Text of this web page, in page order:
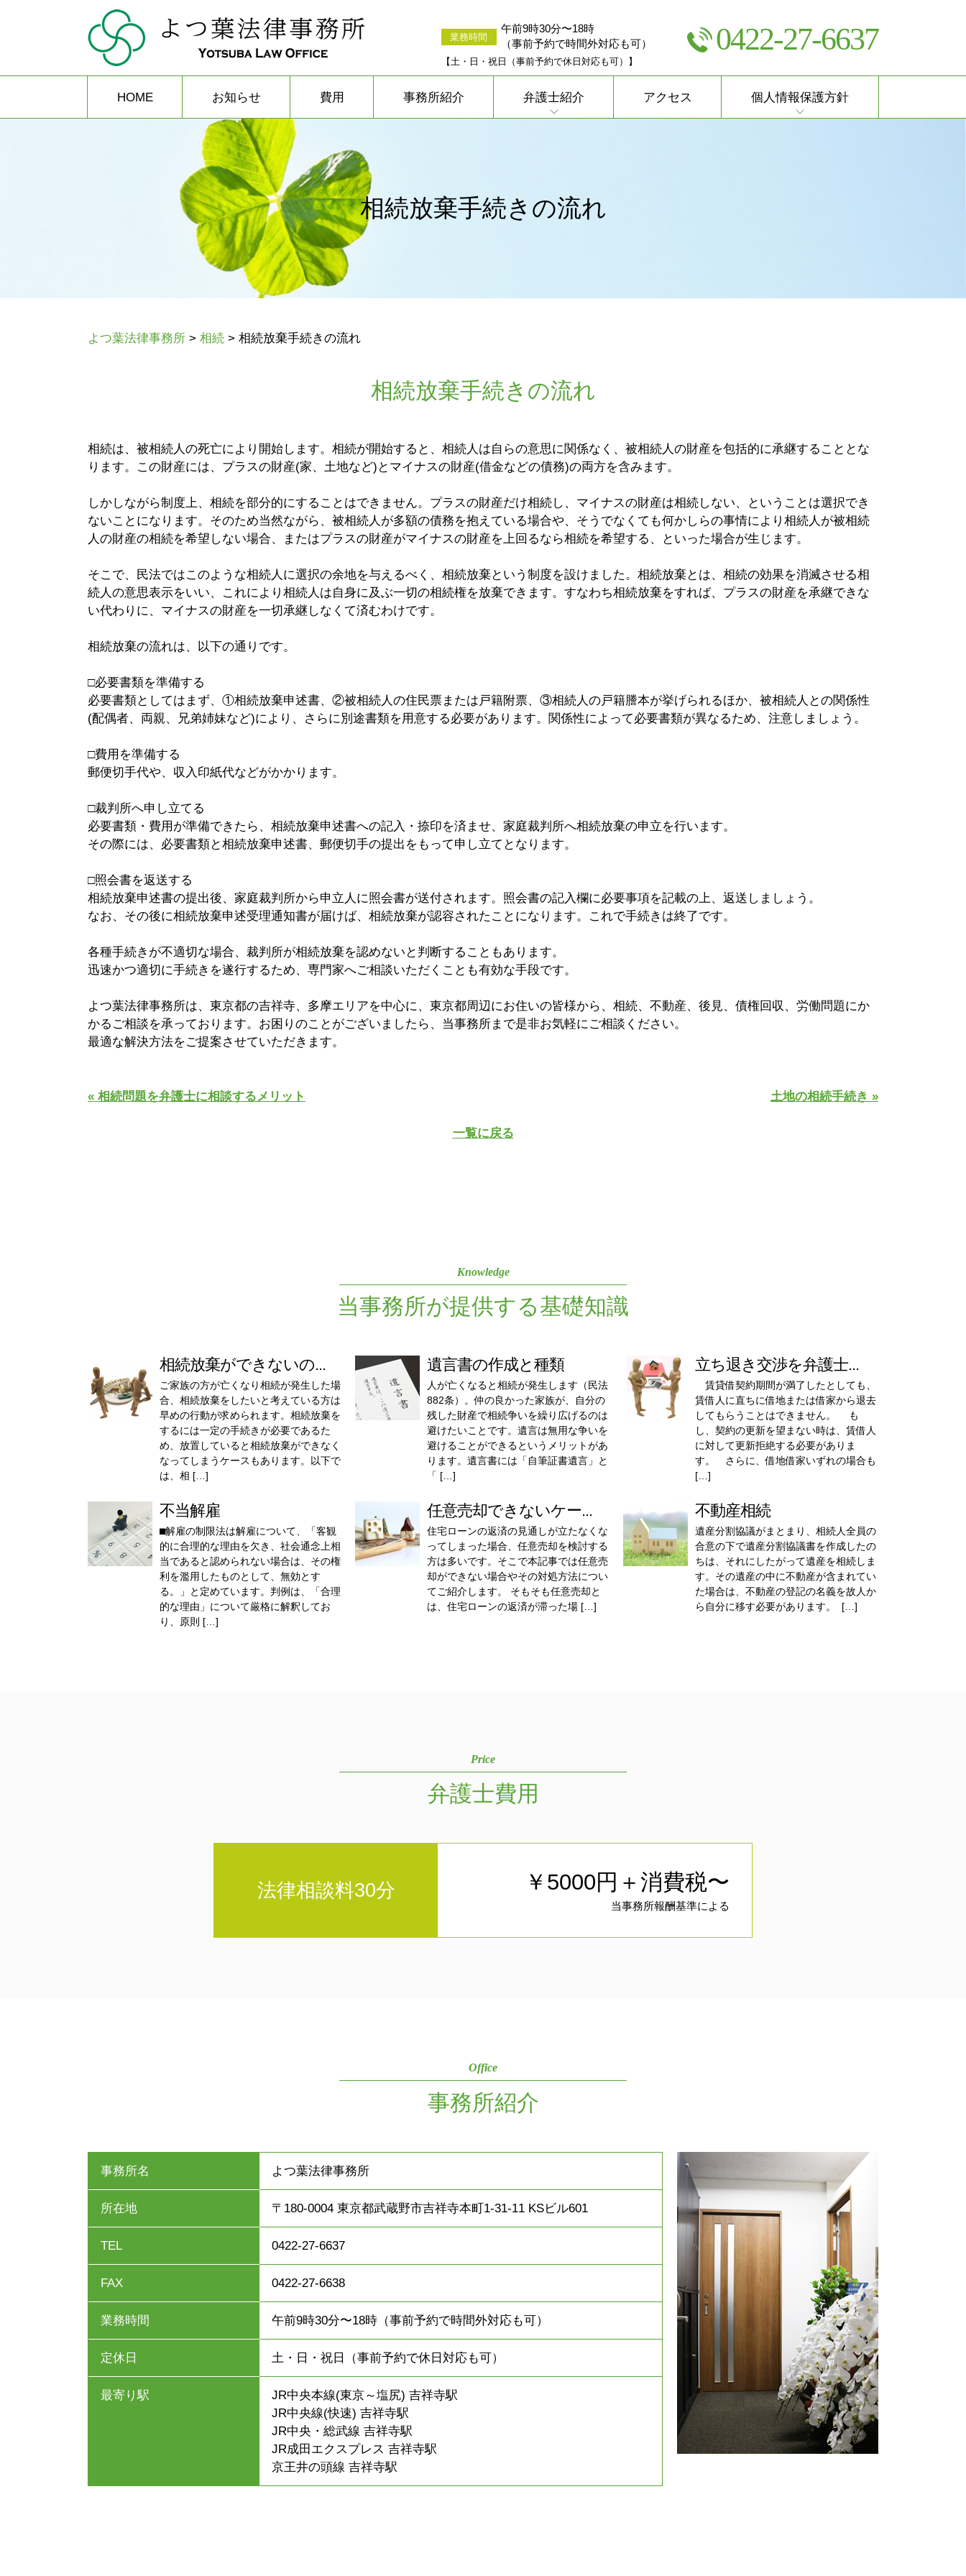
相続放棄手続きの流れ
業務時間
午前9時30分〜18時
（事前予約で時間外対応も可）
【土・日・祝日（事前予約で休日対応も可）】
0422-27-6637
HOME お知らせ 費用 事務所紹介 弁護士紹介 アクセス 個人情報保護方針
よつ葉法律事務所 > 相続 > 相続放棄手続きの流れ
相続放棄手続きの流れ
相続は、被相続人の死亡により開始します。相続が開始すると、相続人は自らの意思に関係なく、被相続人の財産を包括的に承継することとな
ります。この財産には、プラスの財産(家、土地など)とマイナスの財産(借金などの債務)の両方を含みます。
しかしながら制度上、相続を部分的にすることはできません。プラスの財産だけ相続し、マイナスの財産は相続しない、ということは選択でき
ないことになります。そのため当然ながら、被相続人が多額の債務を抱えている場合や、そうでなくても何かしらの事情により相続人が被相続
人の財産の相続を希望しない場合、またはプラスの財産がマイナスの財産を上回るなら相続を希望する、といった場合が生じます。
そこで、民法ではこのような相続人に選択の余地を与えるべく、相続放棄という制度を設けました。相続放棄とは、相続の効果を消滅させる相
続人の意思表示をいい、これにより相続人は自身に及ぶ一切の相続権を放棄できます。すなわち相続放棄をすれば、プラスの財産を承継できな
い代わりに、マイナスの財産を一切承継しなくて済むわけです。
相続放棄の流れは、以下の通りです。
□必要書類を準備する
必要書類としてはまず、①相続放棄申述書、②被相続人の住民票または戸籍附票、③相続人の戸籍謄本が挙げられるほか、被相続人との関係性
(配偶者、両親、兄弟姉妹など)により、さらに別途書類を用意する必要があります。関係性によって必要書類が異なるため、注意しましょう。
□費用を準備する
郵便切手代や、収入印紙代などがかかります。
□裁判所へ申し立てる
必要書類・費用が準備できたら、相続放棄申述書への記入・捺印を済ませ、家庭裁判所へ相続放棄の申立を行います。
その際には、必要書類と相続放棄申述書、郵便切手の提出をもって申し立てとなります。
□照会書を返送する
相続放棄申述書の提出後、家庭裁判所から申立人に照会書が送付されます。照会書の記入欄に必要事項を記載の上、返送しましょう。
なお、その後に相続放棄申述受理通知書が届けば、相続放棄が認容されたことになります。これで手続きは終了です。
各種手続きが不適切な場合、裁判所が相続放棄を認めないと判断することもあります。
迅速かつ適切に手続きを遂行するため、専門家へご相談いただくことも有効な手段です。
よつ葉法律事務所は、東京都の吉祥寺、多摩エリアを中心に、東京都周辺にお住いの皆様から、相続、不動産、後見、債権回収、労働問題にか
かるご相談を承っております。お困りのことがございましたら、当事務所まで是非お気軽にご相談ください。
最適な解決方法をご提案させていただきます。
« 相続問題を弁護士に相談するメリット 土地の相続手続き »
一覧に戻る
Knowledge
当事務所が提供する基礎知識
相続放棄ができないの...
ご家族の方が亡くなり相続が発生した場
合、相続放棄をしたいと考えている方は
早めの行動が求められます。相続放棄を
するには一定の手続きが必要であるた
め、放置していると相続放棄ができなく
なってしまうケースもあります。以下で
は、相 […]
遺言書の作成と種類
人が亡くなると相続が発生します（民法
882条）。仲の良かった家族が、自分の
残した財産で相続争いを繰り広げるのは
避けたいことです。遺言は無用な争いを
避けることができるというメリットがあ
ります。遺言書には「自筆証書遺言」と
「 […]
立ち退き交渉を弁護士...
賃貸借契約期間が満了したとしても、
賃借人に直ちに借地または借家から退去
してもらうことはできません。 も
し、契約の更新を望まない時は、賃借人
に対して更新拒絶する必要がありま
す。 さらに、借地借家いずれの場合も
[…]
不当解雇
⬛︎解雇の制限法は解雇について、「客観
的に合理的な理由を欠き、社会通念上相
当であると認められない場合は、その権
利を濫用したものとして、無効とす
る。」と定めています。判例は、「合理
的な理由」について厳格に解釈してお
り、原則 […]
任意売却できないケー...
住宅ローンの返済の見通しが立たなくな
ってしまった場合、任意売却を検討する
方は多いです。そこで本記事では任意売
却ができない場合やその対処方法につい
てご紹介します。 そもそも任意売却と
は、住宅ローンの返済が滞った場 […]
不動産相続
遺産分割協議がまとまり、相続人全員の
合意の下で遺産分割協議書を作成したの
ちは、それにしたがって遺産を相続しま
す。その遺産の中に不動産が含まれてい
た場合は、不動産の登記の名義を故人か
ら自分に移す必要があります。 […]
Price
弁護士費用
法律相談料30分 ￥5000円＋消費税〜
当事務所報酬基準による
Office
事務所紹介
事務所名 よつ葉法律事務所
所在地 〒180-0004 東京都武蔵野市吉祥寺本町1-31-11 KSビル601
TEL 0422-27-6637
FAX 0422-27-6638
業務時間 午前9時30分〜18時（事前予約で時間外対応も可）
定休日 土・日・祝日（事前予約で休日対応も可）
最寄り駅
JR中央本線(東京～塩尻) 吉祥寺駅
JR中央線(快速) 吉祥寺駅
JR中央・総武線 吉祥寺駅
JR成田エクスプレス 吉祥寺駅
京王井の頭線 吉祥寺駅